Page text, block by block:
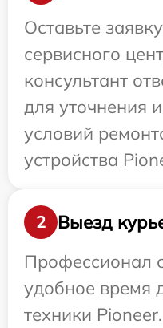
Оставьте
сервисного
консультант
для уточнения
условий
устройства
2
Выезд
Профессионал
удобное время
техники